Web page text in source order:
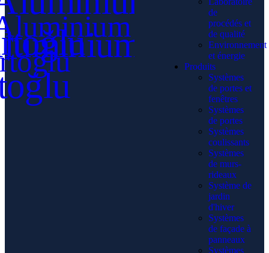
de
procédés et
de qualité
Environnement
et énergie
Produits
Systèmes
de portes et
fenêtres
Systèmes
de portes
Systèmes
coulissants
Systèmes
de murs-
rideaux
Système de
jardin
d'hiver
Systèmes
de façade à
panneaux
Systèmes